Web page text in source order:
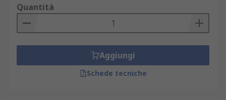
Quantità
Aggiungi
Schede tecniche